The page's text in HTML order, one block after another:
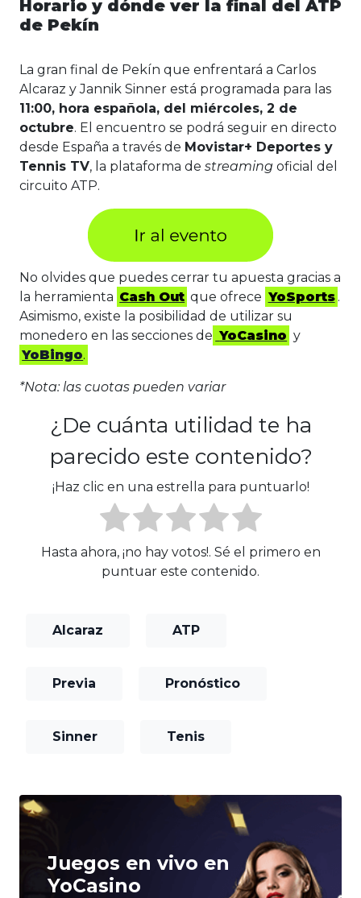
Horario y dónde ver la final del ATP
de Pekín
La gran final de Pekín que enfrentará a Carlos
Alcaraz y Jannik Sinner está programada para las
11:00, hora española, del miércoles, 2 de
octubre. El encuentro se podrá seguir en directo
desde España a través de Movistar+ Deportes y
Tennis TV, la plataforma de streaming oficial del
circuito ATP.
No olvides que puedes cerrar tu apuesta gracias a
la herramienta Cash Out que ofrece YoSports .
Asimismo, existe la posibilidad de utilizar su
monedero en las secciones de YoCasino y
YoBingo.
*Nota: las cuotas pueden variar
¿De cuánta utilidad te ha
parecido este contenido?
¡Haz clic en una estrella para puntuarlo!
Hasta ahora, ¡no hay votos!. Sé el primero en
puntuar este contenido.
Alcaraz ATP
Previa Pronóstico
Sinner Tenis
Juegos en vivo en
YoCasino